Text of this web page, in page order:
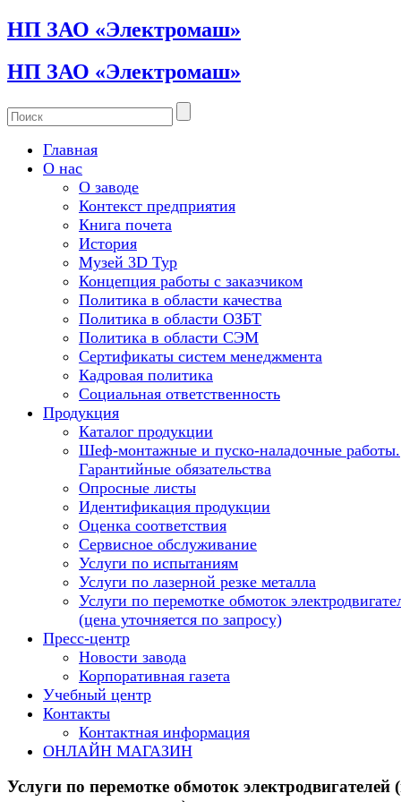
НП ЗАО «Электромаш»
НП ЗАО «Электромаш»
Главная
О нас
О заводе
Контекст предприятия
Книга почета
История
Музей 3D Тур
Концепция работы с заказчиком
Политика в области качества
Политика в области ОЗБТ
Политика в области СЭМ
Сертификаты систем менеджмента
Кадровая политика
Социальная ответственность
Продукция
Каталог продукции
Шеф-монтажные и пуско-наладочные работы.
Гарантийные обязательства
Опросные листы
Идентификация продукции
Оценка соответствия
Сервисное обслуживание
Услуги по испытаниям
Услуги по лазерной резке металла
Услуги по перемотке обмоток
(цена уточняется по запросу)
Пресс-центр
Новости завода
Корпоративная газета
Учебный центр
Контакты
Контактная информация
ОНЛАЙН МАГАЗИН
Услуги по перемотке обмоток электродвигателей